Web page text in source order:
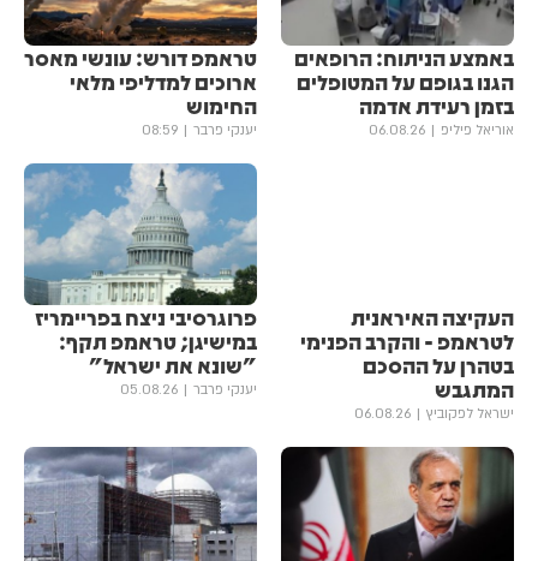
באמצע הניתוח: הרופאים
הגנו בגופם על המטופלים
בזמן רעידת אדמה
אוריאל פיליפ 06.08.26
טראמפ דורש: עונשי מאסר
ארוכים למדליפי מלאי
החימוש
יענקי פרבר 08:59
העקיצה האיראנית
לטראמפ - והקרב הפנימי
בטהרן על ההסכם
המתגבש
ישראל לפקוביץ 06.08.26
פרוגרסיבי ניצח בפריימריז
במישיגן; טראמפ תקף:
"שונא את ישראל"
יענקי פרבר 05.08.26